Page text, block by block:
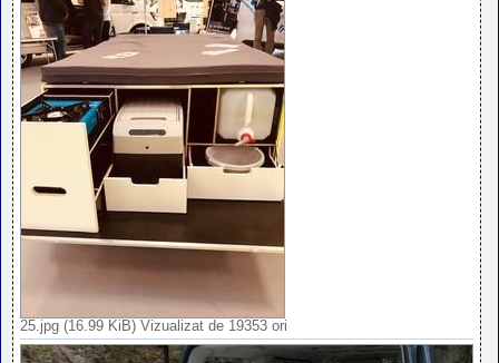
25.jpg (16.99 KiB) Vizualizat de 19353 ori